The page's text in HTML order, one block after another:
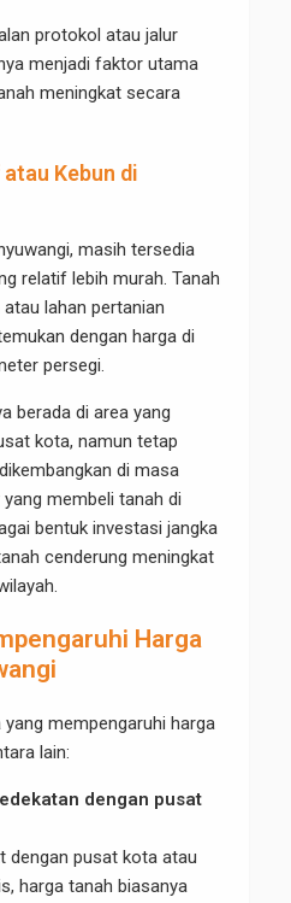
protokol atau jalur
menjadi faktor utama
meningkat secara
Kebun di
masih tersedia
relatif lebih murah. Tanah
lahan pertanian
dengan harga di
persegi.
berada di area yang
kota, namun tetap
di masa
membeli tanah di
bentuk investasi jangka
cenderung meningkat
Harga
mempengaruhi harga
lain:
dengan pusat
dengan pusat kota atau
harga tanah biasanya